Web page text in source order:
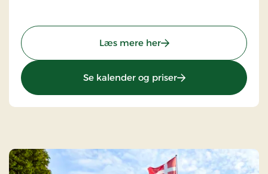
Læs mere her: Birksø Hotels Ry,
Se kalender og priser: Birksø Hotels Ry,